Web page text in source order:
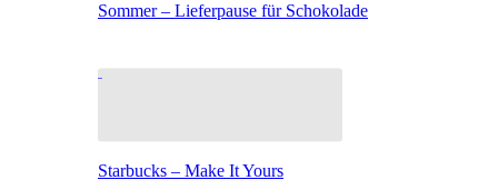
Sommer – Lieferpause für Schokolade
Starbucks – Make It Yours